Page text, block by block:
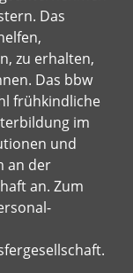
Das
zu erhalten,
Das bbw
frühkindliche
im
und
an der
an. Zum